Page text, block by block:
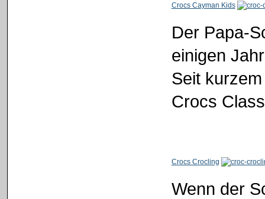
Crocs Cayman Kids
Der Papa-
einigen
Seit
Crocs
Crocs Crocling
Wenn der